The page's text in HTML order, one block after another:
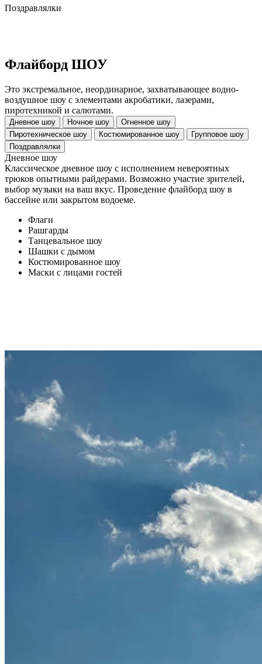
Поздравлялки
Флайборд ШОУ
Это экстремальное, неординарное, захватывающее водно-
воздушное шоу с элементами акробатики, лазерами,
пиротехникой и салютами.
Дневное шоу Ночное шоу
Огненное шоу
Пиротехническое шоу
Костюмированное шоу
Групповое шоу
Поздравлялки
Дневное шоу
Классическое дневное шоу с исполнением невероятных
трюков опытными райдерами. Возможно участие зрителей,
выбор музыки на ваш вкус. Проведение флайборд шоу в
бассейне или закрытом водоеме.
Флаги
Рашгарды
Танцевальное шоу
Шашки с дымом
Костюмированное шоу
Маски с лицами гостей